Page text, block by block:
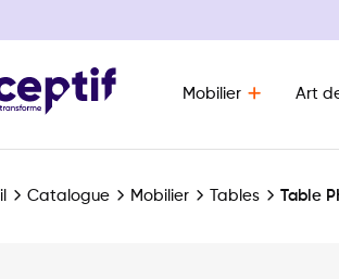
Mobilier Art
Catalogue Mobilier Tables Table